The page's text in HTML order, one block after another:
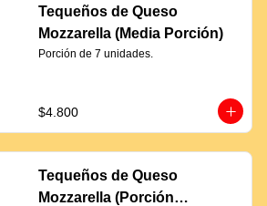
Tequeños de Queso
Mozzarella (Media Porción)
Porción de 7 unidades.
$4.800
Tequeños de Queso
Mozzarella (Porción